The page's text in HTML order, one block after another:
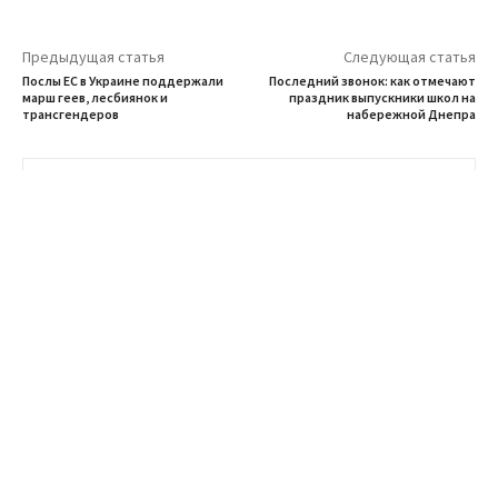
Предыдущая статья
Послы ЕС в Украине поддержали
марш геев, лесбиянок и
трансгендеров
Следующая статья
Последний звонок: как отмечают
праздник выпускники школ на
набережной Днепра